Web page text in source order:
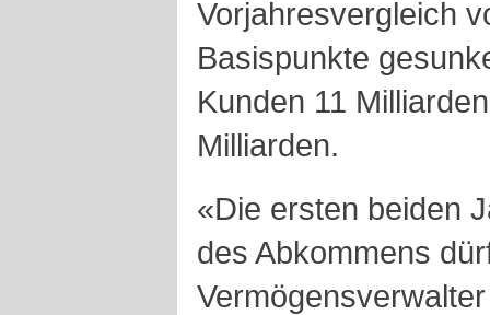
Vorjahresvergleich
Basispunkte
Kunden 11
Milliarden.
«Die ersten beiden
des Abkommens